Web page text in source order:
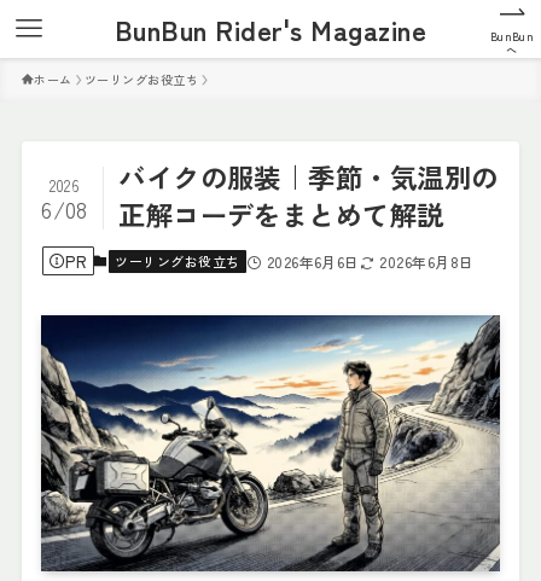
BunBun Rider's Magazine BunBun
へ
ホーム ツーリングお役立ち
バイクの服装｜季節・気温別の
正解コーデをまとめて解説
2026
6/08
PR ツーリングお役立ち 2026年6月6日 2026年6月8日